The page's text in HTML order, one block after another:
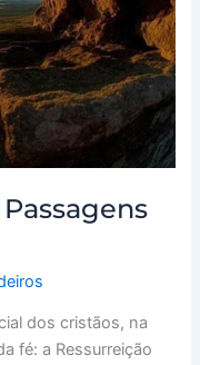
dos cristãos, na
fé: a Ressurreição